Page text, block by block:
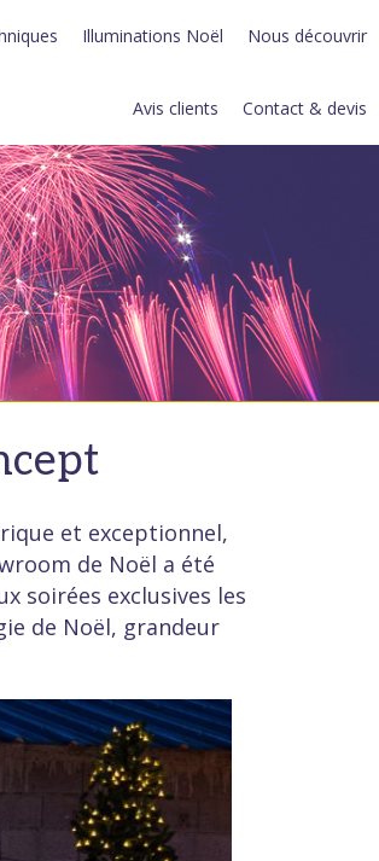
Illuminations Noël Nous découvrir
Avis clients Contact & devis
et exceptionnel,
de Noël a été
soirées exclusives les
de Noël, grandeur